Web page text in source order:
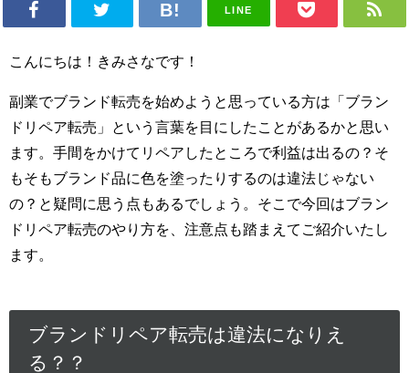
LINE
こんにちは！きみさなです！
副業でブランド転売を始めようと思っている方は「ブラン
ドリペア転売」という言葉を目にしたことがあるかと思い
ます。手間をかけてリペアしたところで利益は出るの？そ
もそもブランド品に色を塗ったりするのは違法じゃない
の？と疑問に思う点もあるでしょう。そこで今回はブラン
ドリペア転売のやり方を、注意点も踏まえてご紹介いたし
ます。
ブランドリペア転売は違法になりえ
る？？